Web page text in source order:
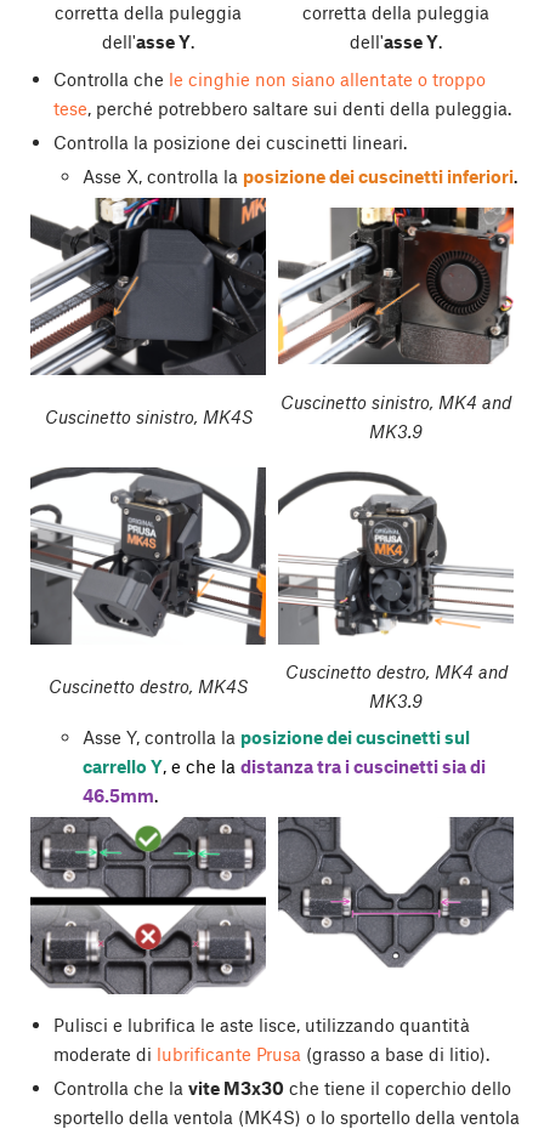
corretta della puleggia
dell'asse Y.
corretta della puleggia
dell'asse Y.
Controlla che le cinghie non siano allentate o troppo
tese , perché potrebbero saltare sui denti della puleggia.
Controlla la posizione dei cuscinetti lineari.
Asse X, controlla la posizione dei cuscinetti inferiori.
Cuscinetto sinistro, MK4S
Cuscinetto sinistro, MK4 and
MK3.9
Cuscinetto destro, MK4S
Cuscinetto destro, MK4 and
MK3.9
Asse Y, controlla la posizione dei cuscinetti sul
carrello Y, e che la distanza tra i cuscinetti sia di
46.5mm.
Pulisci e lubrifica le aste lisce, utilizzando quantità
moderate di lubrificante Prusa (grasso a base di litio).
Controlla che la vite M3x30che tiene il coperchio dello
sportello della ventola (MK4S) o lo sportello della ventola